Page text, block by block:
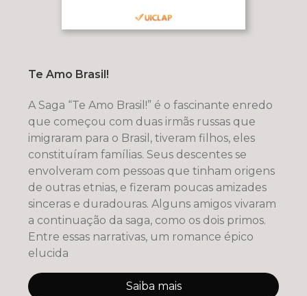
Te Amo Brasil!
A Saga “Te Amo Brasil!” é o fascinante enredo
que começou com duas irmãs russas que
imigraram para o Brasil, tiveram filhos, eles
constituíram famílias. Seus descentes se
envolveram com pessoas que tinham origens
de outras etnias, e fizeram poucas amizades
sinceras e duradouras. Alguns amigos vivaram
a continuação da saga, como os dois primos.
Entre essas narrativas, um romance épico
elucida
Saiba mais